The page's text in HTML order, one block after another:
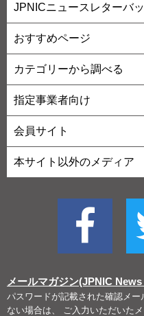
JPNICニュースレターバ
おすすめページ
カテゴリーから調べる
指定事業者向け
会員サイト
本サイト以外のメディア
メールマガジン(JPNIC
パスワードが記載された確認メ
ない場合は、 ご入力いただいた